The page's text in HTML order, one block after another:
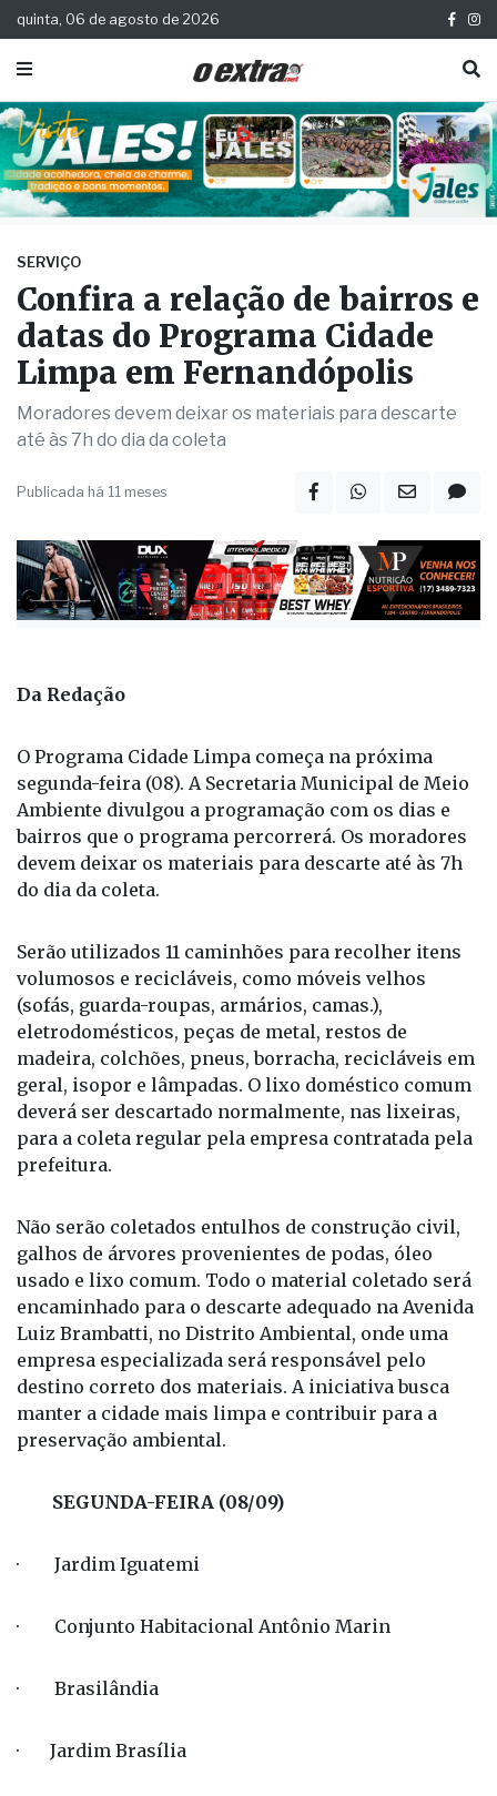
quinta, 06 de agosto de 2026
SERVIÇO
Confira a relação de bairros e
datas do Programa Cidade
Limpa em Fernandópolis
Moradores devem deixar os materiais para descarte
até às 7h do dia da coleta
Publicada há 11 meses
Da Redação
O Programa Cidade Limpa começa na próxima
segunda-feira (08). A Secretaria Municipal de Meio
Ambiente divulgou a programação com os dias e
bairros que o programa percorrerá. Os moradores
devem deixar os materiais para descarte até às 7h
do dia da coleta.
Serão utilizados 11 caminhões para recolher itens
volumosos e recicláveis, como móveis velhos
(sofás, guarda-roupas, armários, camas.),
eletrodomésticos, peças de metal, restos de
madeira, colchões, pneus, borracha, recicláveis em
geral, isopor e lâmpadas. O lixo doméstico comum
deverá ser descartado normalmente, nas lixeiras,
para a coleta regular pela empresa contratada pela
prefeitura.
Não serão coletados entulhos de construção civil,
galhos de árvores provenientes de podas, óleo
usado e lixo comum. Todo o material coletado será
encaminhado para o descarte adequado na Avenida
Luiz Brambatti, no Distrito Ambiental, onde uma
empresa especializada será responsável pelo
destino correto dos materiais. A iniciativa busca
manter a cidade mais limpa e contribuir para a
preservação ambiental.
SEGUNDA-FEIRA (08/09)
· Jardim Iguatemi
· Conjunto Habitacional Antônio Marin
· Brasilândia
· Jardim Brasília